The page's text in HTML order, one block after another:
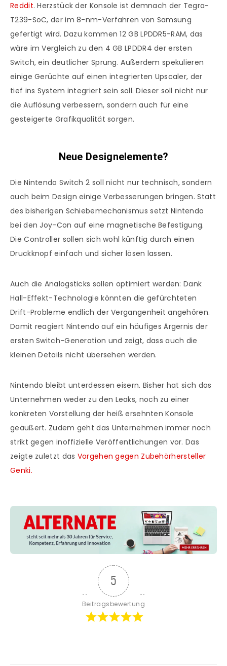
Reddit. Herzstück der Konsole ist demnach der Tegra-
T239-SoC, der im 8-nm-Verfahren von Samsung
gefertigt wird. Dazu kommen 12 GB LPDDR5-RAM, das
wäre im Vergleich zu den 4 GB LPDDR4 der ersten
Switch, ein deutlicher Sprung. Außerdem spekulieren
einige Gerüchte auf einen integrierten Upscaler, der
tief ins System integriert sein soll. Dieser soll nicht nur
die Auflösung verbessern, sondern auch für eine
gesteigerte Grafikqualität sorgen.
Neue Designelemente?
Die Nintendo Switch 2 soll nicht nur technisch, sondern
auch beim Design einige Verbesserungen bringen. Statt
des bisherigen Schiebemechanismus setzt Nintendo
bei den Joy-Con auf eine magnetische Befestigung.
Die Controller sollen sich wohl künftig durch einen
Druckknopf einfach und sicher lösen lassen.
Auch die Analogsticks sollen optimiert werden: Dank
Hall-Effekt-Technologie könnten die gefürchteten
Drift-Probleme endlich der Vergangenheit angehören.
Damit reagiert Nintendo auf ein häufiges Ärgernis der
ersten Switch-Generation und zeigt, dass auch die
kleinen Details nicht übersehen werden.
Nintendo bleibt unterdessen eisern. Bisher hat sich das
Unternehmen weder zu den Leaks, noch zu einer
konkreten Vorstellung der heiß ersehnten Konsole
geäußert. Zudem geht das Unternehmen immer noch
strikt gegen inoffizielle Veröffentlichungen vor. Das
zeigte zuletzt das Vorgehen gegen Zubehörhersteller
Genki.
5
Beitragsbewertung